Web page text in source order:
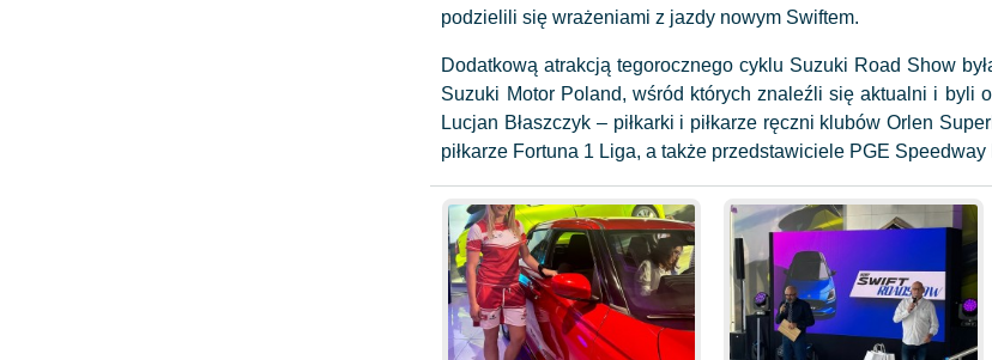
podzielili się wrażeniami z jazdy nowym Swiftem.
Dodatkową atrakcją tegorocznego cyklu Suzuki Road Show
Suzuki Motor Poland, wśród których znaleźli się aktualni i byli
Lucjan Błaszczyk – piłkarki i piłkarze ręczni klubów Orlen
piłkarze Fortuna 1 Liga, a także przedstawiciele PGE Speedway